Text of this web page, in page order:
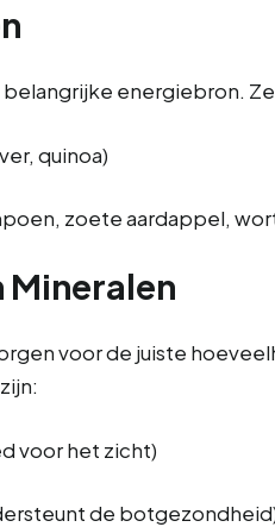
energiebron.
quinoa)
zoete aardappel,
Mineralen
voor de juiste
voor het zicht)
de